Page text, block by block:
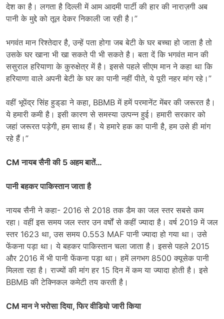
देश का है। लगता है दिल्ली में आम आदमी पार्टी की हार की नाराज़गी अब
पानी के मुद्दे को तूल देकर निकाली जा रही है।”
भगवंत मान रिश्तेदार है, उन्हें पता होगा जब बेटी के घर बच्चा हो जाता है तो
उसके घर खाना भी खा सकते पी भी सकते है। बता दें कि भगवंत मान की
ससुराल हरियाणा के कुरुक्षेत्र में है। इससे पहले सीएम मान ने कहा था कि
हरियाणा वाले अपनी बेटी के घर का पानी नहीं पीते, ये पूरी नहर मांग रहे।”
वहीं भूपेंद्र सिंह हुड्‌डा ने कहा, BBMB में हमें परमानेंट मेंबर की जरूरत है।
ये हमारी कमी है। इसी कारण से समस्या उत्पन्न हुई। हमारी सरकार को
जहां जरूरत पड़ेगी, हम साथ हैं। ये हमारे हक का पानी है, हम उसे ही मांग
रहे हैं।”
CM नायब सैनी की 5 अहम बातें…
पानी बहकर पाकिस्तान जाता है
नायब सैनी ने कहा- 2016 से 2018 तक डैम का जल स्तर सबसे कम
रहा। वहीं इस समय जल स्तर उन वर्षों से कहीं ज्यादा है। वर्ष 2019 में जल
स्तर 1623 था, उस समय 0.553 MAF पानी ज्यादा हो गया था। उसे
फेंकना पड़ा था। ये बहकर पाकिस्तान चला जाता है। इससे पहले 2015
और 2016 में भी पानी फेंकना पड़ा था। हमें लगभग 8500 क्यूसेक पानी
मिलता रहा है। राज्यों की मांग हर 15 दिन में कम या ज्यादा होती है। इसे
BBMB की टेक्निकल कमेटी तय करती है।
CM मान ने भरोसा दिया, फिर वीडियो जारी किया